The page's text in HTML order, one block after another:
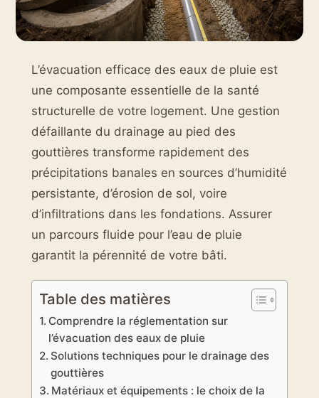
L’évacuation efficace des eaux de pluie est
une composante essentielle de la santé
structurelle de votre logement. Une gestion
défaillante du drainage au pied des
gouttières transforme rapidement des
précipitations banales en sources d’humidité
persistante, d’érosion de sol, voire
d’infiltrations dans les fondations. Assurer
un parcours fluide pour l’eau de pluie
garantit la pérennité de votre bâti.
Table des matières
Comprendre la réglementation sur
l’évacuation des eaux de pluie
Solutions techniques pour le drainage des
gouttières
Matériaux et équipements : le choix de la